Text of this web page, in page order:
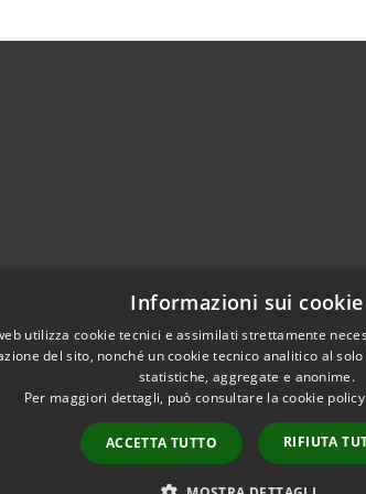
Informazioni sui cookie
utilizza cookie tecnici e assimilati strettamente
del sito, nonché un cookie tecnico analitico al
statistiche, aggregate e anonime.
Per maggiori dettagli, può consultare la cookie
ACCETTA TUTTO RIFIUTA